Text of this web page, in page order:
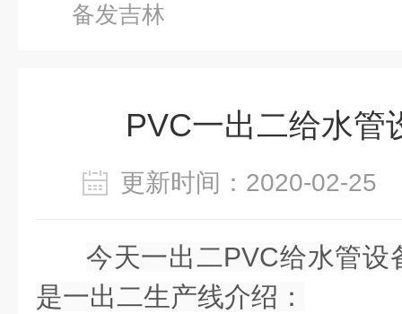
备发吉林
PVC一出二给水管
更新时间：2020-02-
今天一出二PVC给水管设
是一出二生产线介绍：